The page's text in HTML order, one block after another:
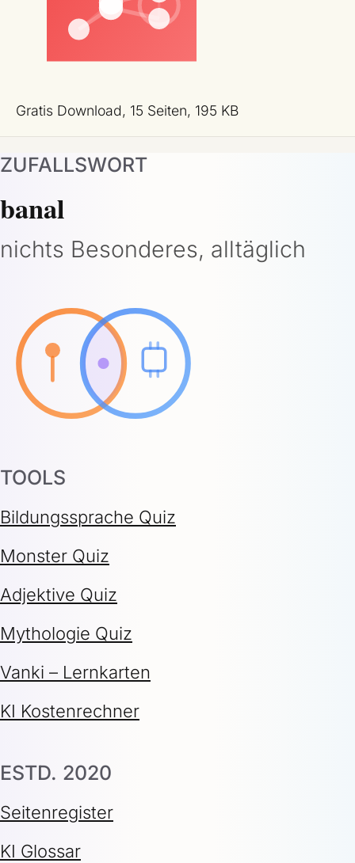
Gratis Download, 15 Seiten, 195 KB
ZUFALLSWORT
banal
nichts Besonderes, alltäglich
TOOLS
Bildungssprache Quiz
Monster Quiz
Adjektive Quiz
Mythologie Quiz
Vanki – Lernkarten
KI Kostenrechner
ESTD. 2020
Seitenregister
KI Glossar